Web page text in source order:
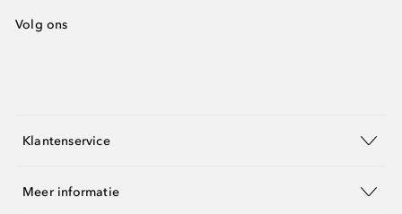
Volg ons
Klantenservice
Meer informatie